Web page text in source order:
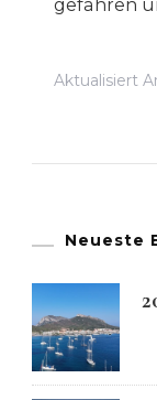
gefahren
Aktualisiert
Neueste